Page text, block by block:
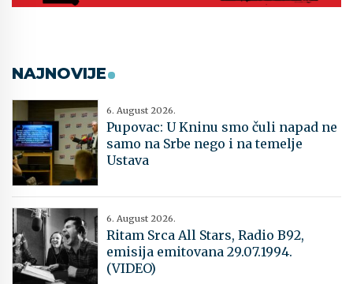
NAJNOVIJE
6. August 2026.
Pupovac: U Kninu smo čuli napad ne
samo na Srbe nego i na temelje
Ustava
6. August 2026.
Ritam Srca All Stars, Radio B92,
emisija emitovana 29.07.1994.
(VIDEO)